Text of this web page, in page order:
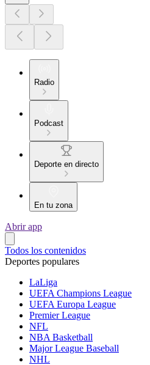
Radio
Podcast
Deporte en directo
En tu zona
Abrir app
Todos los contenidos
Deportes populares
LaLiga
UEFA Champions League
UEFA Europa League
Premier League
NFL
NBA Basketball
Major League Baseball
NHL